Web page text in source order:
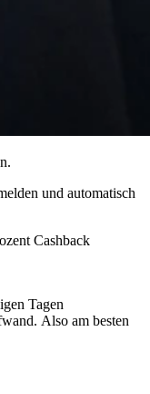
und automatisch
Cashback
Tagen
Also am besten